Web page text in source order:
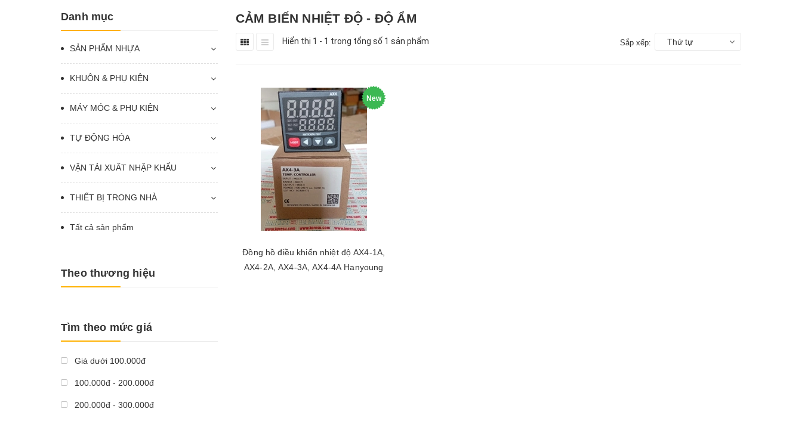
CẢM BIẾN NHIỆT ĐỘ - ĐỘ ẨM
Hiển thị 1 - 1 trong tổng số 1 sản phẩm Sắp xếp: Thứ tự
New
Đồng hồ điều khiển nhiệt độ AX4-1A,
AX4-2A, AX4-3A, AX4-4A Hanyoung
Danh mục
SẢN PHẨM NHỰA
KHUÔN & PHỤ KIỆN
MÁY MÓC & PHỤ KIỆN
TỰ ĐỘNG HÓA
VẬN TẢI XUẤT NHẬP KHẨU
THIẾT BỊ TRONG NHÀ
Tất cả sản phẩm
Theo thương hiệu
Tìm theo mức giá
Giá dưới 100.000đ
100.000đ - 200.000đ
200.000đ - 300.000đ